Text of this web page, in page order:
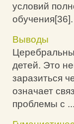
условий
Выводы
детей. Это
заразиться
означает
проблемы с ...